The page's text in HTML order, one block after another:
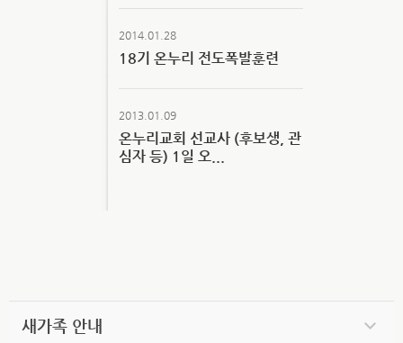
2014.01.28
18기 온누리 전도폭발훈련
2013.01.09
온누리교회 선교사 (후보생, 관
심자 등) 1일 오...
새가족 안내